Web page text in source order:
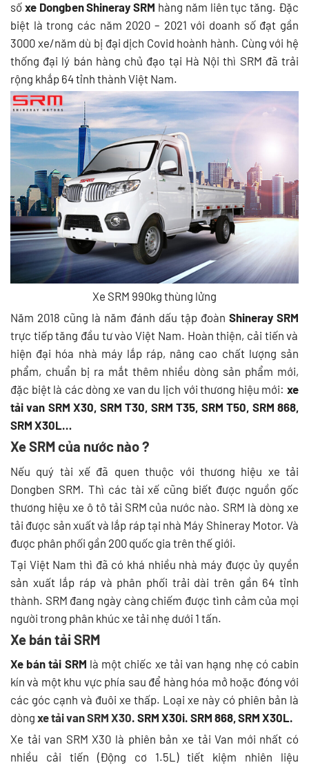
số xe Dongben Shineray SRM hàng năm liên tục tăng. Đặc
biệt là trong các năm 2020 – 2021 với doanh số đạt gần
3000 xe/năm dù bị đại dịch Covid hoành hành. Cùng với hệ
thống đại lý bán hàng chủ đạo tại Hà Nội thì SRM đã trải
rộng khắp 64 tỉnh thành Việt Nam.
Xe SRM 990kg thùng lửng
Năm 2018 cũng là năm đánh dấu tập đoàn Shineray SRM
trực tiếp tăng đầu tư vào Việt Nam. Hoàn thiện, cải tiến và
hiện đại hóa nhà máy lắp ráp, nâng cao chất lượng sản
phẩm, chuẩn bị ra mắt thêm nhiều dòng sản phẩm mới,
đặc biệt là các dòng xe van du lịch với thương hiệu mới: xe
tải van SRM X30, SRM T30, SRM T35, SRM T50, SRM 868,
SRM X30L…
Xe SRM của nước nào?
Nếu quý tài xế đã quen thuộc với thương hiệu xe tải
Dongben SRM. Thì các tài xế cũng biết được nguồn gốc
thương hiệu xe ô tô tải SRM của nước nào. SRM là dòng xe
tải được sản xuất và lắp ráp tại nhà Máy Shineray Motor. Và
được phân phối gần 200 quốc gia trên thế giới.
Tại Việt Nam thì đã có khá nhiều nhà máy được ủy quyền
sản xuất lắp ráp và phân phối trải dài trên gần 64 tỉnh
thành. SRM đang ngày càng chiếm được tình cảm của mọi
người trong phân khúc xe tải nhẹ dưới 1 tấn.
Xe bán tải SRM
Xe bán tải SRM là một chiếc xe tải van hạng nhẹ có cabin
kín và một khu vực phía sau để hàng hóa mở hoặc đóng với
các góc cạnh và đuôi xe thấp. Loại xe này có phiên bản là
dòng xe tải van SRM X30. SRM X30i. SRM 868, SRM X30L.
Xe tải van SRM X30 là phiên bản xe tải Van mới nhất có
nhiều cải tiến (Động cơ 1.5L) tiết kiệm nhiên liệu